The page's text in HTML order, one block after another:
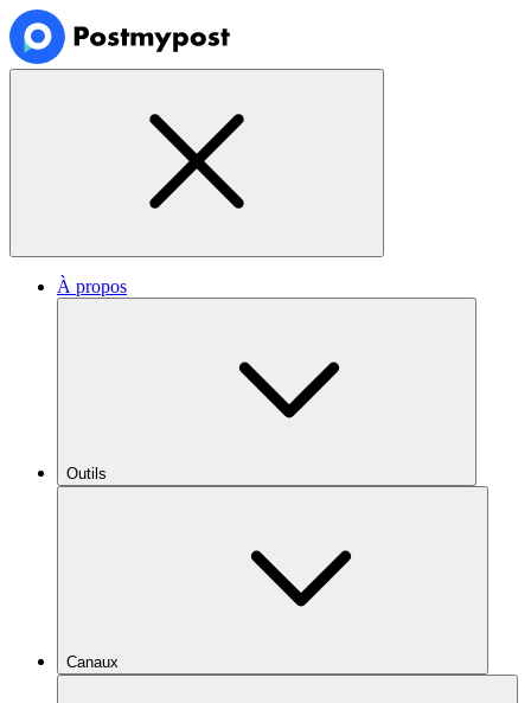
À propos
Outils
Canaux